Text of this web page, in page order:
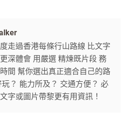
走過香港每條行山路線 比文字
深體會 用嚴選 精煉既片段 務
間 幫你選出真正適合自己的路
？ 能力所及？ 交通方便？ 必
字或圖片帶黎更有用資訊！